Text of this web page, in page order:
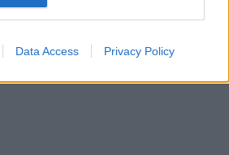
Data Access Privacy Policy